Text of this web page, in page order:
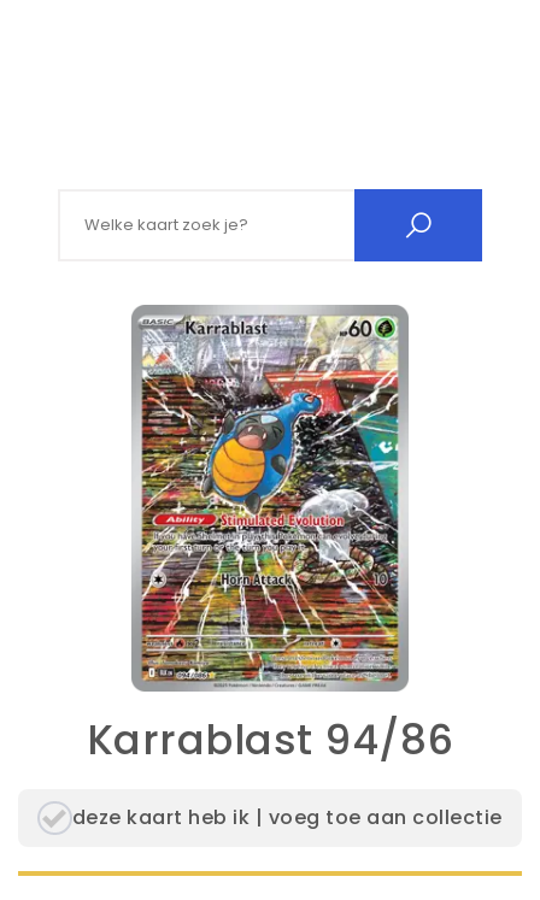
Karrablast 94/86
deze kaart heb ik | voeg toe aan collectie